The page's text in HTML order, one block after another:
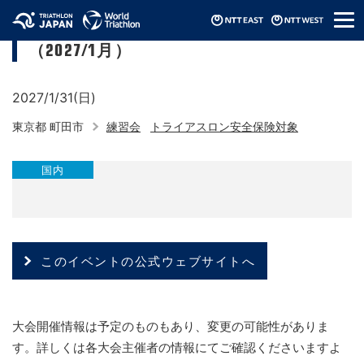
メ
ニ
町田市トライアスロン連合バイク練習会
（2027/1月）
2027/1/31(日)
東京都 町田市 練習会 トライアスロン安全保険対象
国内
このイベントの公式ウェブサイトへ
大会開催情報は予定のものもあり、変更の可能性がありま
す。詳しくは各大会主催者の情報にてご確認くださいますよ